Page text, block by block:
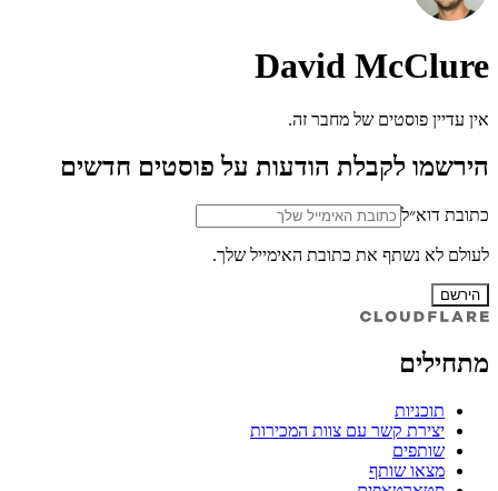
David McClure
אין עדיין פוסטים של מחבר זה.
הירשמו לקבלת הודעות על פוסטים חדשים
כתובת דוא״ל
לעולם לא נשתף את כתובת האימייל שלך.
הירשם
מתחילים
תוכניות
יצירת קשר עם צוות המכירות
שותפים
מצאו שותף